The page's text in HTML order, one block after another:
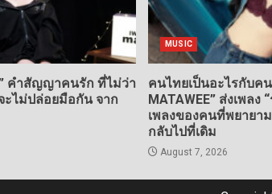
คำสัญญาคนรัก ที่ไม่ว่า
ะไม่ปล่อยมือกัน จาก
MUSIC
คนไทยเป็นอะไรกับคน
MATAWEE” ส่งเพลง
เพลงของคนที่พยายา
กลับไปที่เดิม
August 7, 2026